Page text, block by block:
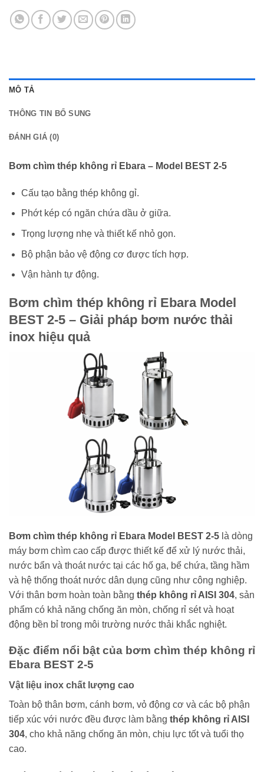
MÔ TẢ
THÔNG TIN BỔ SUNG
ĐÁNH GIÁ (0)
Bơm chìm thép không rỉ Ebara – Model BEST 2-5
Cấu tạo bằng thép không gỉ.
Phớt kép có ngăn chứa dầu ở giữa.
Trọng lượng nhẹ và thiết kế nhỏ gọn.
Bộ phận bảo vệ động cơ được tích hợp.
Vận hành tự động.
Bơm chìm thép không rỉ Ebara Model
BEST 2-5 – Giải pháp bơm nước thải
inox hiệu quả
Bơm chìm thép không rỉ Ebara Model BEST 2-5 là dòng
máy bơm chìm cao cấp được thiết kế để xử lý nước thải,
nước bẩn và thoát nước tại các hố ga, bể chứa, tầng hầm
và hệ thống thoát nước dân dụng cũng như công nghiệp.
Với thân bơm hoàn toàn bằng thép không rỉ AISI 304, sản
phẩm có khả năng chống ăn mòn, chống rỉ sét và hoạt
động bền bỉ trong môi trường nước thải khắc nghiệt.
Đặc điểm nổi bật của bơm chìm thép không rỉ
Ebara BEST 2-5
Vật liệu inox chất lượng cao
Toàn bộ thân bơm, cánh bơm, vỏ động cơ và các bộ phận
tiếp xúc với nước đều được làm bằng thép không rỉ AISI
304, cho khả năng chống ăn mòn, chịu lực tốt và tuổi thọ
cao.